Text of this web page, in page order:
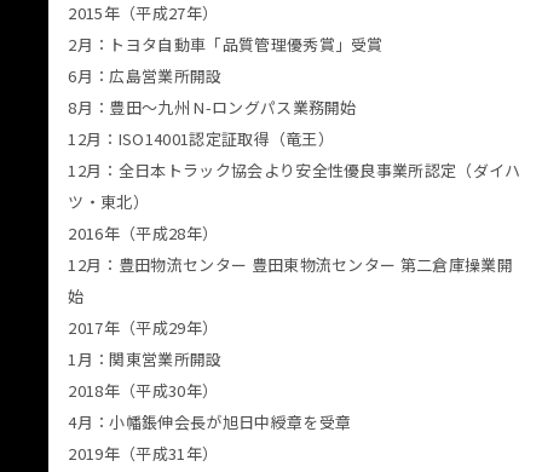
2015年（平成27年）
2月：トヨタ自動車「品質管理優秀賞」受賞
6月：広島営業所開設
8月：豊田〜九州 N-ロングパス業務開始
12月：ISO14001認定証取得（竜王）
12月：全日本トラック協会より安全性優良事業所認定（ダイハ
ツ・東北）
2016年（平成28年）
12月：豊田物流センター 豊田東物流センター 第二倉庫操業開
始
2017年（平成29年）
1月：関東営業所開設
2018年（平成30年）
4月：小幡鋹伸会長が旭日中綬章を受章
2019年（平成31年）